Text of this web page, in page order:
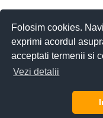
Folosim cookies.
exprimi acordul
acceptati termenii si
Vezi detalii
Diplomat
mobilată în